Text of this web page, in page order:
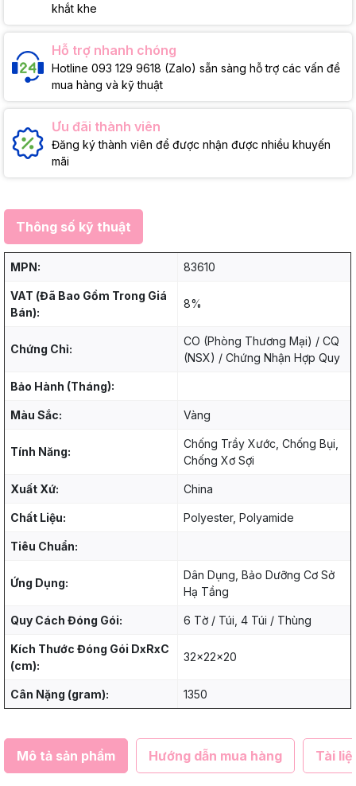
khắt khe
Hỗ trợ nhanh chóng
Hotline 093 129 9618 (Zalo) sẵn sàng hỗ trợ các vấn đề
mua hàng và kỹ thuật
Ưu đãi thành viên
Đăng ký thành viên để được nhận được nhiều khuyến
mãi
Thông số kỹ thuật
MPN: 83610
VAT (Đã Bao Gồm Trong Giá
Bán):
8%
Chứng Chỉ:
CO (Phòng Thương Mại) / CQ
(NSX) / Chứng Nhận Hợp Quy
Bảo Hành (Tháng):
Màu Sắc: Vàng
Tính Năng:
Chống Trầy Xước, Chống Bụi,
Chống Xơ Sợi
Xuất Xứ: China
Chất Liệu: Polyester, Polyamide
Tiêu Chuẩn:
Ứng Dụng:
Dân Dụng, Bảo Dưỡng Cơ Sở
Hạ Tầng
Quy Cách Đóng Gói: 6 Tờ / Túi, 4 Túi / Thùng
Kích Thước Đóng Gói DxRxC
(cm):
32x22x20
Cân Nặng (gram): 1350
Mô tả sản phẩm Hướng dẫn mua hàng Tài